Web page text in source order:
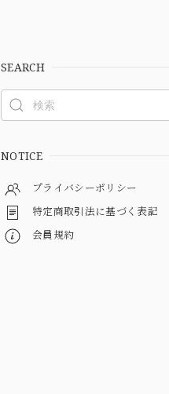
SEARCH
NOTICE
プライバシーポリシー
特定商取引法に基づく表記
会員規約